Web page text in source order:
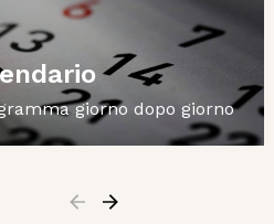
giorno dopo giorno